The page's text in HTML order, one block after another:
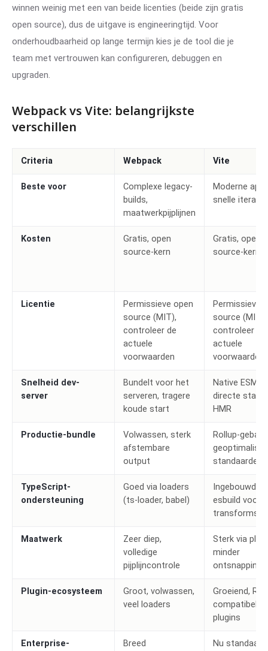
winnen weinig met een van beide licenties (beide zijn gratis
open source), dus de uitgave is engineeringtijd. Voor
onderhoudbaarheid op lange termijn kies je de tool die je
team met vertrouwen kan configureren, debuggen en
upgraden.
Webpack vs Vite: belangrijkste
verschillen
Criteria Webpack Vite
Beste voor
Complexe legacy-
builds,
maatwerkpijplijnen
Moderne
snelle iteratie
Kosten
Gratis, open
source-kern
Gratis, open
source-kern
Licentie
Permissieve open
source (MIT),
controleer de
actuele
voorwaarden
Permissieve
source (MIT),
controleer de
actuele
voorwaarden
Snelheid dev-
server
Bundelt voor het
serveren, tragere
koude start
Native ESM,
directe start
HMR
Productie-bundle
Volwassen, sterk
afstembare
output
Rollup-
standaarden
TypeScript-
ondersteuning
Goed via loaders
(ts-loader, babel)
Ingebouwd
esbuild voor
transforms
Maatwerk
Zeer diep,
volledige
pijplijncontrole
Sterk via
minder
Plugin-ecosysteem
Groot, volwassen,
veel loaders
Groeiend,
compatibele
plugins
Enterprise-
Breed
Nu standaard